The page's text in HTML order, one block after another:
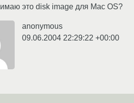
это disk image для Mac OS?
anonymous
09.06.2004 22:29:22 +00:00